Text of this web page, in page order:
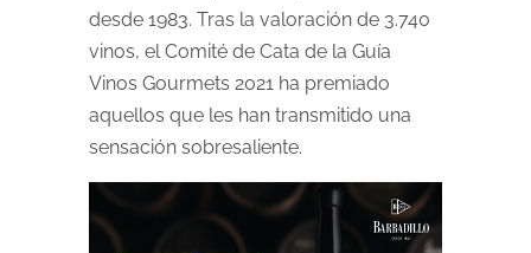
desde 1983. Tras la valoración de 3.740
vinos, el Comité de Cata de la Guía
Vinos Gourmets 2021 ha premiado
aquellos que les han transmitido una
sensación sobresaliente.